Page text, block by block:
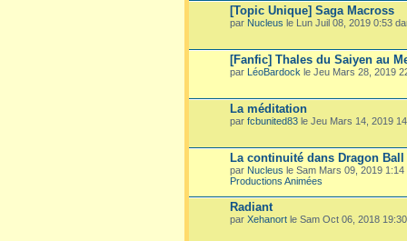
[Topic Unique] Saga Macross
par Nucleus le Lun Juil 08, 2019 0:53
[Fanfic] Thales du Saiyen au
par LéoBardock le Jeu Mars 28, 2019
La méditation
par fcbunited83 le Jeu Mars 14, 2019
La continuité dans Dragon Ball
par Nucleus le Sam Mars 09, 2019
Productions Animées
Radiant
par Xehanort le Sam Oct 06, 2018